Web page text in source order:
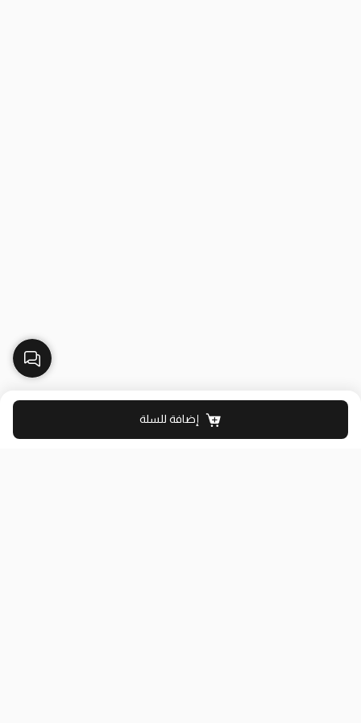
إضافة للسلة